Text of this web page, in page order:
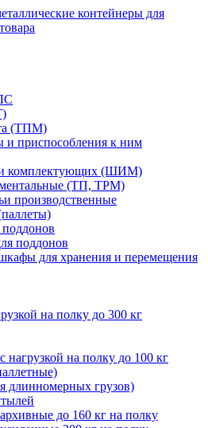
контейнеры для
(ТПМ)
и приспособления к ним
комплектующих (ШИМ)
(ТП, ТРМ)
производственные
поддонов
для хранения и перемещения
на полку до 300 кг
нагрузкой на полку до 100 кг
длинномерных грузов)
до 160 кг на полку